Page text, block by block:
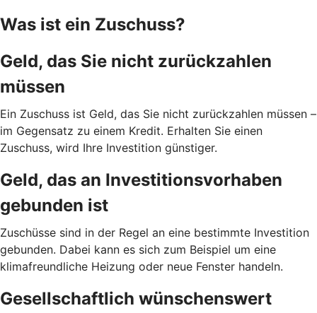
Was ist ein Zuschuss?
Geld, das Sie nicht zurückzahlen
müssen
Ein Zuschuss ist Geld, das Sie nicht zurückzahlen müssen –
im Gegensatz zu einem Kredit. Erhalten Sie einen
Zuschuss, wird Ihre Investition günstiger.
Geld, das an Investitionsvorhaben
gebunden ist
Zuschüsse sind in der Regel an eine bestimmte Investition
gebunden. Dabei kann es sich zum Beispiel um eine
klimafreundliche Heizung oder neue Fenster handeln.
Gesellschaftlich wünschenswert